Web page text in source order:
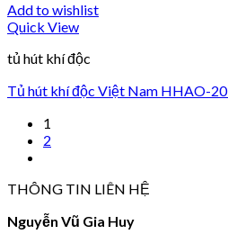
Add to wishlist
Quick View
tủ hút khí độc
Tủ hút khí độc Việt Nam HHAO-
1
2
THÔNG TIN LIÊN HỆ
Nguyễn Vũ Gia Huy